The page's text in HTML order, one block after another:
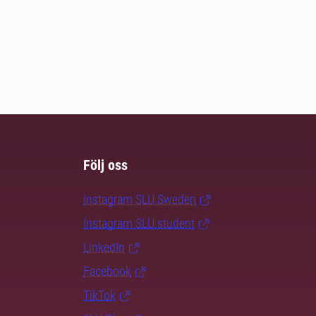
Följ oss
Instagram SLU.Sweden
Instagram SLU.student
LinkedIn
Facebook
TikTok